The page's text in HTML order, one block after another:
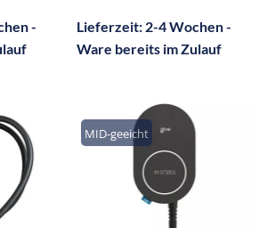
-
Lieferzeit: 2-4 Wochen -
Ware bereits im Zulauf
MID-geeicht